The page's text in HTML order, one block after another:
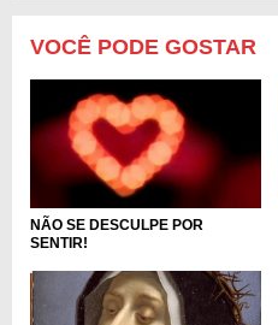
VOCÊ PODE GOSTAR
NÃO SE DESCULPE POR
SENTIR!